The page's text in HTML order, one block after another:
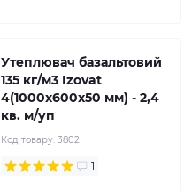
Утеплювач базальтовий
135 кг/м3 Izovat
4(1000x600x50 мм) - 2,4
кв. м/уп
Код товару: 3802
1